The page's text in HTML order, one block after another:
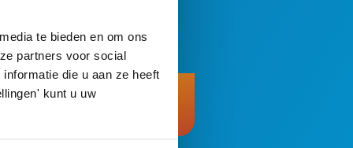
te bieden en om ons
partners voor social
die u aan ze heeft
kunt u uw